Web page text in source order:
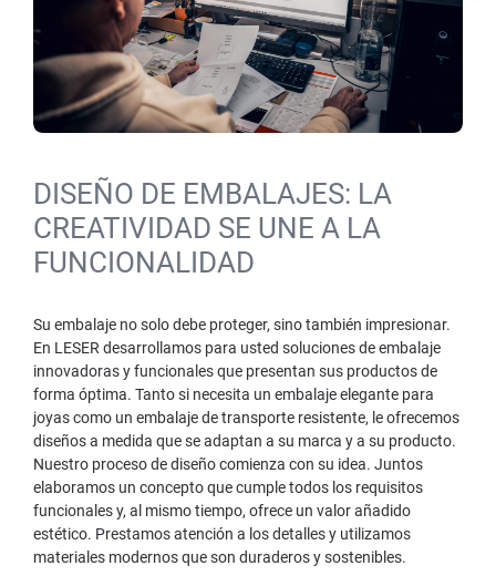
DISEÑO DE EMBALAJES: LA
CREATIVIDAD SE UNE A LA
FUNCIONALIDAD
Su embalaje no solo debe proteger, sino también impresionar.
En LESER desarrollamos para usted soluciones de embalaje
innovadoras y funcionales que presentan sus productos de
forma óptima. Tanto si necesita un embalaje elegante para
joyas como un embalaje de transporte resistente, le ofrecemos
diseños a medida que se adaptan a su marca y a su producto.
Nuestro proceso de diseño comienza con su idea. Juntos
elaboramos un concepto que cumple todos los requisitos
funcionales y, al mismo tiempo, ofrece un valor añadido
estético. Prestamos atención a los detalles y utilizamos
materiales modernos que son duraderos y sostenibles.